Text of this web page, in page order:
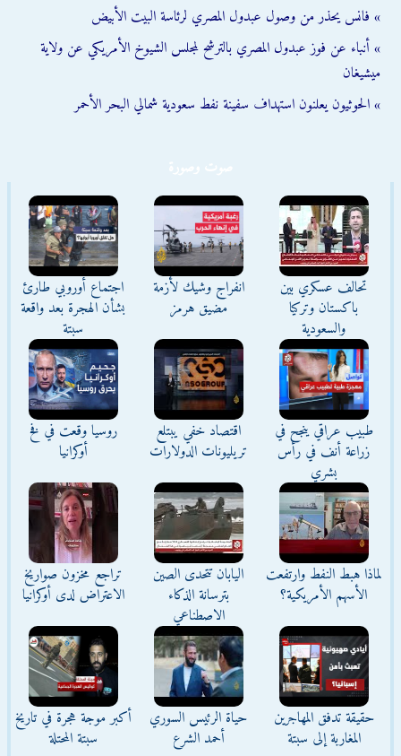
» فانس يحذر من وصول عبدول المصري لرئاسة البيت الأبيض
» أنباء عن فوز عبدول المصري بالترشح لمجلس الشيوخ الأمريكي عن ولاية
ميشيغان
» الحوثيون يعلنون استهداف سفينة نفط سعودية شمالي البحر الأحمر
تحالف عسكري بين
باكستان وتركيا
والسعودية
انفراج وشيك لأزمة
مضيق هرمز
اجتماع أوروبي طارئ
بشأن الهجرة بعد واقعة
سبتة
طبيب عراقي ينجح في
زراعة أنف في رأس
بشري
اقتصاد خفي يبتلع
تريليونات الدولارات
روسيا وقعت في فخ
أوكرانيا
لماذا هبط النفط وارتفعت
الأسهم الأمريكية؟
اليابان تتحدى الصين
بترسانة الذكاء
الاصطناعي
تراجع مخزون صواريخ
الاعتراض لدى أوكرانيا
حقيقة تدفق المهاجرين
المغاربة إلى سبتة
حياة الرئيس السوري
أحمد الشرع
أكبر موجة هجرة في تاريخ
سبتة المحتلة